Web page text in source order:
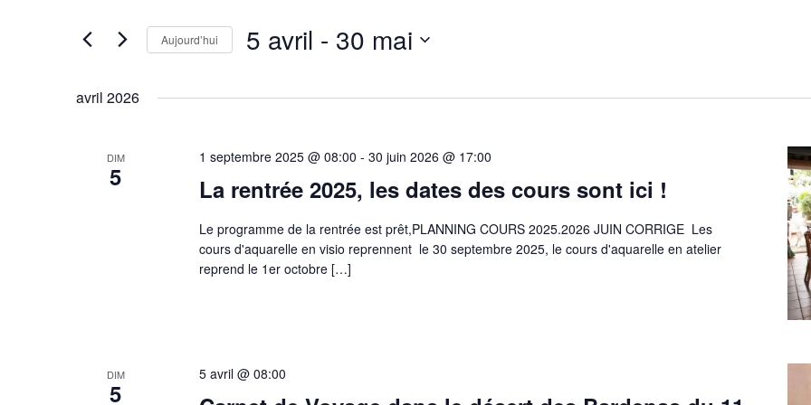
vues
Évènements
par
Aujourd’hui 5 avril - 30 mai
date.
avril 2026
DIM
5 La rentrée 2025, les dates des cours sont ici !
1 septembre 2025 @ 08:00 - 30 juin 2026 @ 17:00
Le programme de la rentrée est prêt,PLANNING COURS 2025.2026 JUIN CORRIGE Les
cours d'aquarelle en visio reprennent le 30 septembre 2025, le cours d'aquarelle en atelier
reprend le 1er octobre […]
DIM
5
5 avril @ 08:00